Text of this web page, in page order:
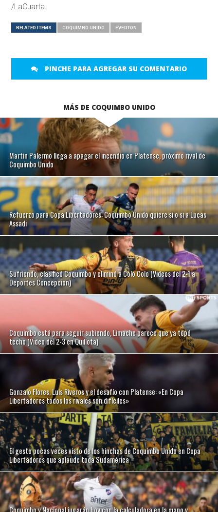
/LaCuarta
RELATED ITEMS COQUIMBO UNIDO EVERTON
PINCHE PARA AGREGAR SU COMENTARIO
MÁS DE COQUIMBO UNIDO
Martín Palermo llega a apagar el incendio en Platense, próximo rival de
Coquimbo Unido
Refuerzo para Copa Libertadores: Coquimbo Unido quiere si o si a Lucas
Assadi
Sufriendo, clasificó Coquimbo y eliminó a Colo Colo (Videos del 2-1 a
Deportes Concepcion)
Coquimbo está para seguir subiendo, Limache parece que ya topó
techo (Video del 2-3 en Quillota)
Gonzalo Flores, Luis Riveros y el desafío con Platense: «En Copa
Libertadores todos los rivales son difíciles»
El gesto pocas veces visto de los hinchas de Coquimbo Unido en Copa
Libertadores que aplaude toda Sudamérica
Coquimbo y Nacional jugarán hoy con la calculadora en la mano y